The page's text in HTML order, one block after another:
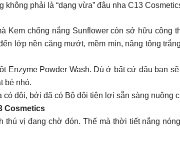
phải là “dạng vừa” đâu nha C13
Kem chống nắng Sunflower còn sở hữu
lớp nền căng mướt, mềm mịn, nâng tông
Enzyme Powder Wash. Dù ở bất cứ đâu bạn
bé nhỏ.
có đôi, bởi đã có Bộ đôi tiện lợi sẵn sàng nuông
Cosmetics
thú vị đang chờ đón. Thế mà thời tiết nắng